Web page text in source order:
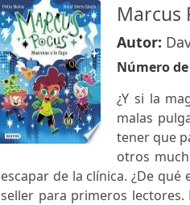
Marcus
Autor:
Número
¿Y si la
malas
tener que
otros
escapar de la clínica. ¿De
seller para primeros lectores.